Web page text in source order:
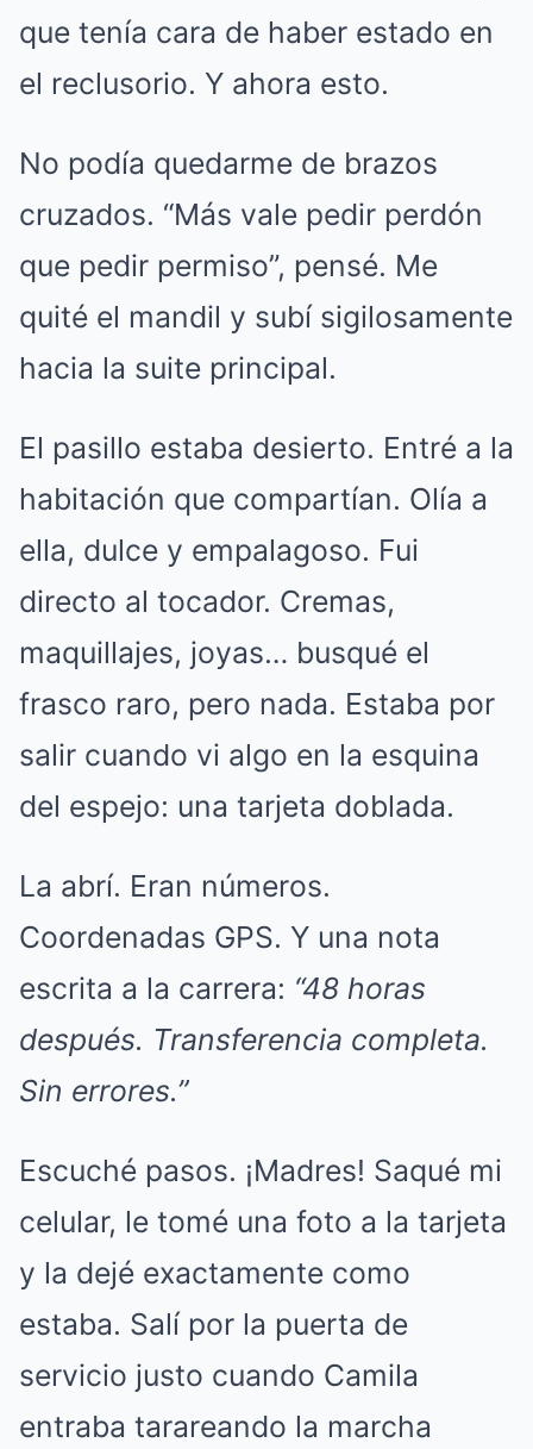
que tenía cara de haber estado en
el reclusorio. Y ahora esto.
No podía quedarme de brazos
cruzados. “Más vale pedir perdón
que pedir permiso”, pensé. Me
quité el mandil y subí sigilosamente
hacia la suite principal.
El pasillo estaba desierto. Entré a la
habitación que compartían. Olía a
ella, dulce y empalagoso. Fui
directo al tocador. Cremas,
maquillajes, joyas… busqué el
frasco raro, pero nada. Estaba por
salir cuando vi algo en la esquina
del espejo: una tarjeta doblada.
La abrí. Eran números.
Coordenadas GPS. Y una nota
escrita a la carrera: “48 horas
después. Transferencia completa.
Sin errores.”
Escuché pasos. ¡Madres! Saqué mi
celular, le tomé una foto a la tarjeta
y la dejé exactamente como
estaba. Salí por la puerta de
servicio justo cuando Camila
entraba tarareando la marcha